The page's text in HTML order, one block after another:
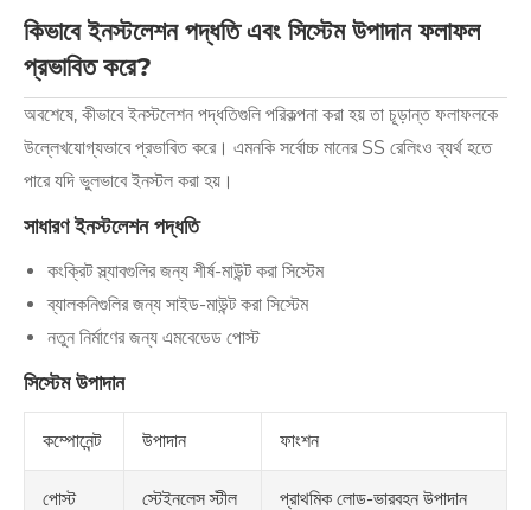
কিভাবে ইনস্টলেশন পদ্ধতি এবং সিস্টেম উপাদান ফলাফল
প্রভাবিত করে?
অবশেষে, কীভাবে ইনস্টলেশন পদ্ধতিগুলি পরিকল্পনা করা হয় তা চূড়ান্ত ফলাফলকে
উল্লেখযোগ্যভাবে প্রভাবিত করে। এমনকি সর্বোচ্চ মানের SS রেলিংও ব্যর্থ হতে
পারে যদি ভুলভাবে ইনস্টল করা হয়।
সাধারণ ইনস্টলেশন পদ্ধতি
কংক্রিট স্ল্যাবগুলির জন্য শীর্ষ-মাউন্ট করা সিস্টেম
ব্যালকনিগুলির জন্য সাইড-মাউন্ট করা সিস্টেম
নতুন নির্মাণের জন্য এমবেডেড পোস্ট
সিস্টেম উপাদান
কম্পোনেন্ট উপাদান ফাংশন
পোস্ট স্টেইনলেস স্টীল প্রাথমিক লোড-ভারবহন উপাদান